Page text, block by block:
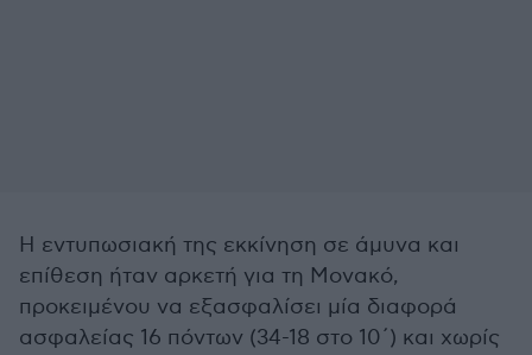
Η εντυπωσιακή της εκκίνηση σε άμυνα και
επίθεση ήταν αρκετή για τη Μονακό,
προκειμένου να εξασφαλίσει μία διαφορά
ασφαλείας 16 πόντων (34-18 στο 10΄) και χωρίς